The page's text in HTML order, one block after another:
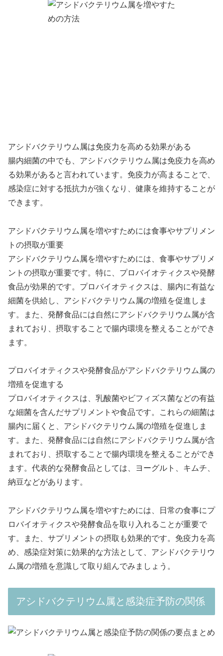
アシドバクテリウム属は免疫力を高める効果がある
腸内細菌の中でも、アシドバクテリウム属は免疫力を高め
る効果があると言われています。免疫力が高まることで、
感染症に対する抵抗力が強くなり、健康を維持することが
できます。
アシドバクテリウム属を増やすためには食事やサプリメン
トの摂取が重要
アシドバクテリウム属を増やすためには、食事やサプリメ
ントの摂取が重要です。特に、プロバイオティクスや発酵
食品が効果的です。プロバイオティクスは、腸内に有益な
細菌を供給し、アシドバクテリウム属の増殖を促進しま
す。また、発酵食品には自然にアシドバクテリウム属が含
まれており、摂取することで腸内環境を整えることができ
ます。
プロバイオティクスや発酵食品がアシドバクテリウム属の
増殖を促進する
プロバイオティクスは、乳酸菌やビフィズス菌などの有益
な細菌を含んだサプリメントや食品です。これらの細菌は
腸内に届くと、アシドバクテリウム属の増殖を促進しま
す。また、発酵食品には自然にアシドバクテリウム属が含
まれており、摂取することで腸内環境を整えることができ
ます。代表的な発酵食品としては、ヨーグルト、キムチ、
納豆などがあります。
アシドバクテリウム属を増やすためには、日常の食事にプ
ロバイオティクスや発酵食品を取り入れることが重要で
す。また、サプリメントの摂取も効果的です。免疫力を高
め、感染症対策に効果的な方法として、アシドバクテリウ
ム属の増殖を意識して取り組んでみましょう。
アシドバクテリウム属と感染症予防の関係